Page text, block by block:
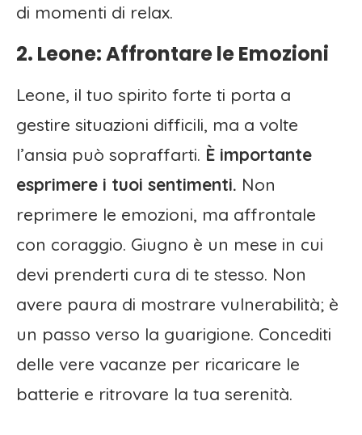
di momenti di relax.
2. Leone: Affrontare le Emozioni
Leone, il tuo spirito forte ti porta a
gestire situazioni difficili, ma a volte
l’ansia può sopraffarti. È importante
esprimere i tuoi sentimenti. Non
reprimere le emozioni, ma affrontale
con coraggio. Giugno è un mese in cui
devi prenderti cura di te stesso. Non
avere paura di mostrare vulnerabilità; è
un passo verso la guarigione. Concediti
delle vere vacanze per ricaricare le
batterie e ritrovare la tua serenità.